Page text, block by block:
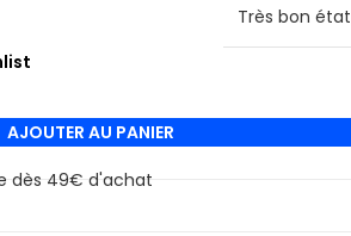
Très bon état
AJOUTER AU PANIER
dès 49€ d'achat